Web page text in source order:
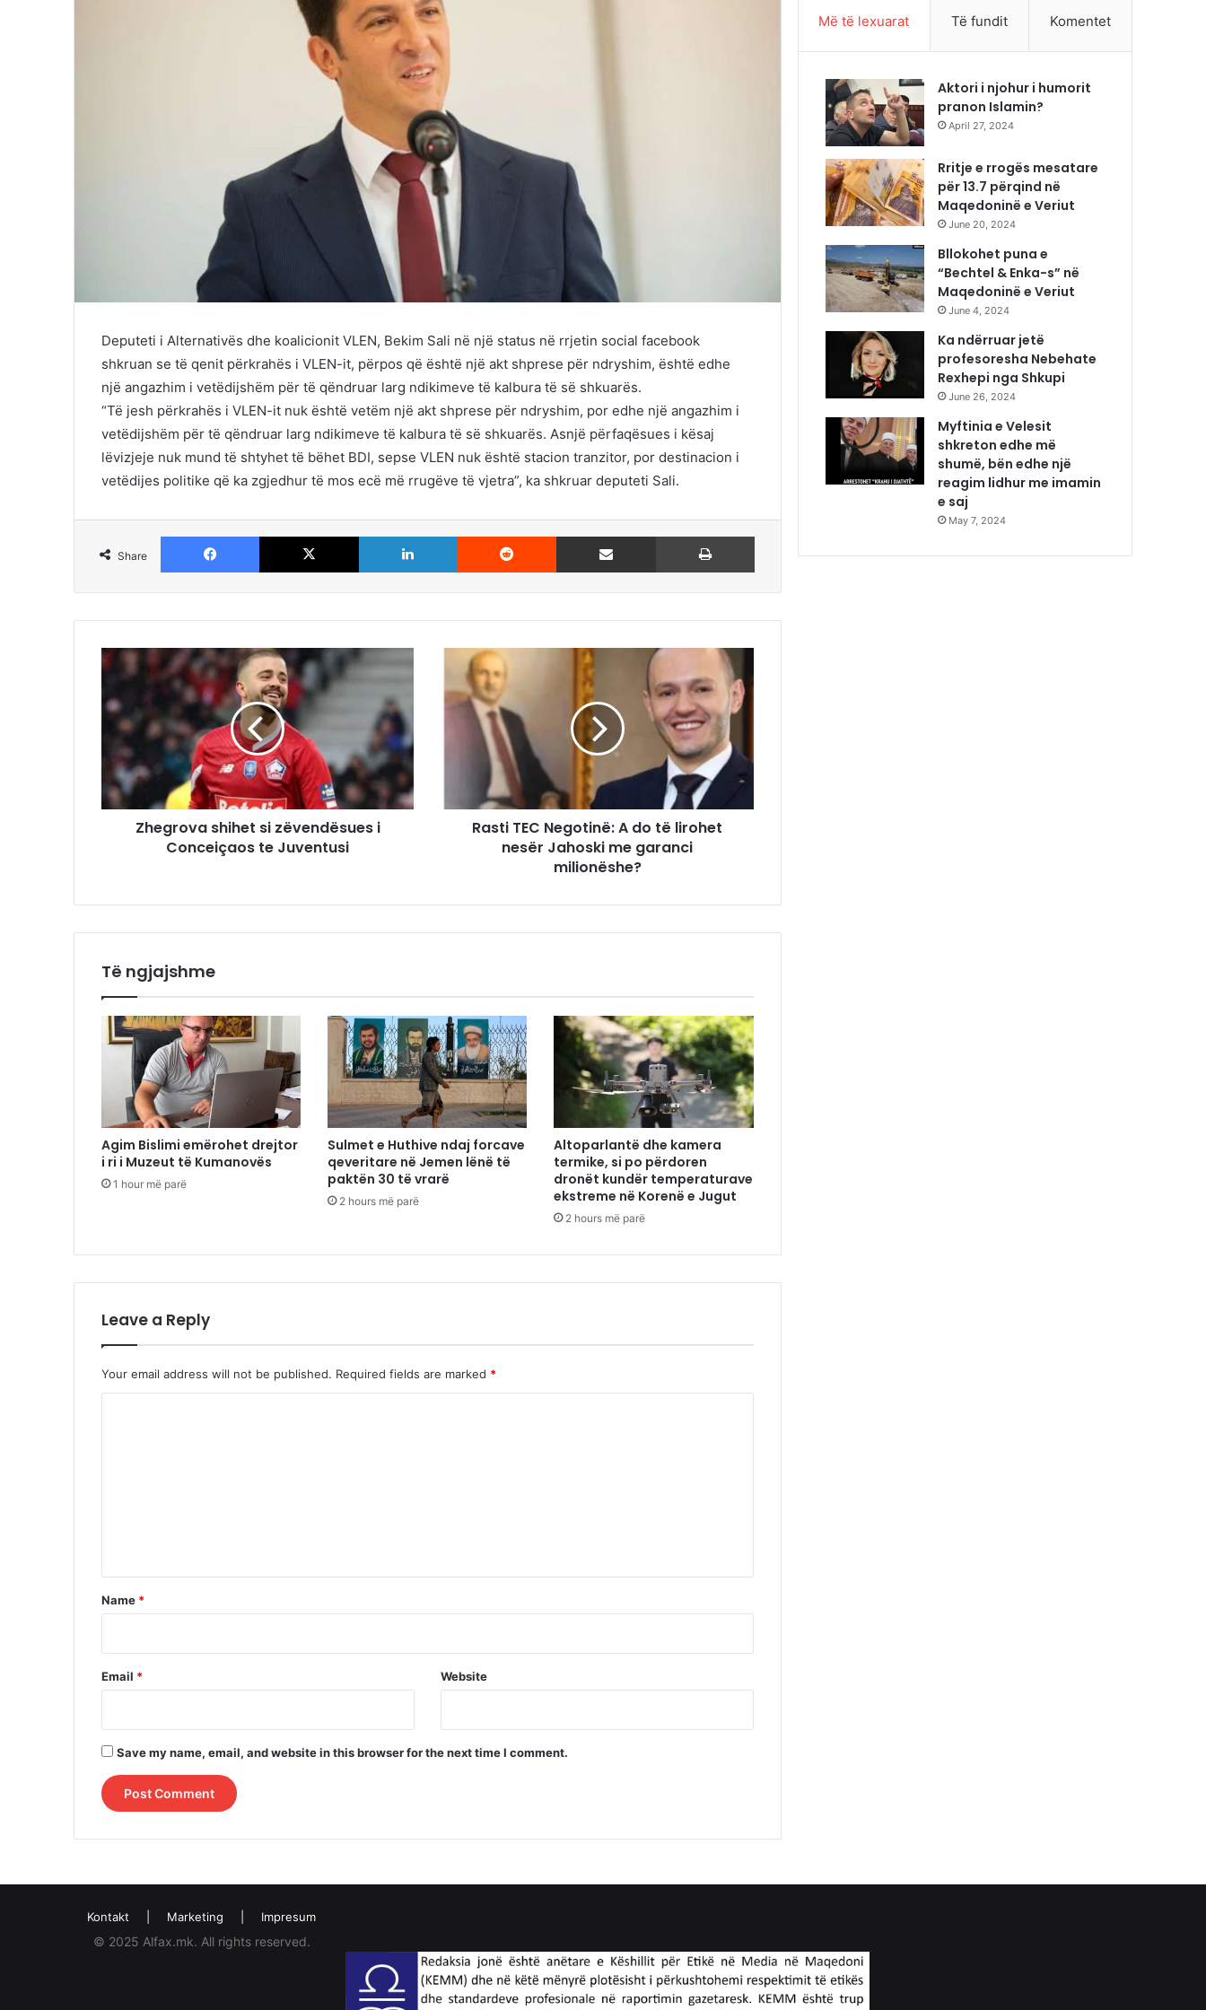
Deputeti i Alternativës dhe koalicionit VLEN, Bekim Sali në një status në rrjetin social facebook
shkruan se të qenit përkrahës i VLEN-it, përpos që është një akt shprese për ndryshim, është edhe
një angazhim i vetëdijshëm për të qëndruar larg ndikimeve të kalbura të së shkuarës.
“Të jesh përkrahës i VLEN-it nuk është vetëm një akt shprese për ndryshim, por edhe një angazhim i
vetëdijshëm për të qëndruar larg ndikimeve të kalbura të së shkuarës. Asnjë përfaqësues i kësaj
lëvizjeje nuk mund të shtyhet të bëhet BDI, sepse VLEN nuk është stacion tranzitor, por destinacion i
vetëdijes politike që ka zgjedhur të mos ecë më rrugëve të vjetra”, ka shkruar deputeti Sali.
Share
Facebook X LinkedIn Reddit Share via Email
Zhegrova shihet si zëvendësues i
Conceiçaos te Juventusi
Rasti TEC Negotinë: A do të lirohet
nesër Jahoski me garanci
milionëshe?
Të ngjajshme
Agim Bislimi emërohet drejtor
i ri i Muzeut të Kumanovës
1 hour më parë
Sulmet e Huthive ndaj forcave
qeveritare në Jemen lënë të
paktën 30 të vrarë
2 hours më parë
Altoparlantë dhe kamera
termike, si po përdoren
dronët kundër temperaturave
ekstreme në Korenë e Jugut
2 hours më parë
Leave a Reply
Your email address will not be published. Required fields are marked *
*
Name *
Email * Website
Save my name, email, and website in this browser for the next time I comment.
Më të lexuarat Të fundit Komentet
Aktori i njohur i humorit
pranon Islamin?
April 27, 2024
Rritje e rrogës mesatare
për 13.7 përqind në
Maqedoninë e Veriut
June 20, 2024
Bllokohet puna e
“Bechtel & Enka-s” në
Maqedoninë e Veriut
June 4, 2024
Ka ndërruar jetë
profesoresha Nebehate
Rexhepi nga Shkupi
June 26, 2024
Myftinia e Velesit
shkreton edhe më
shumë, bën edhe një
reagim lidhur me imamin
e saj
May 7, 2024
Kontakt Marketing Impresum
© 2025 Alfax.mk. All rights reserved.